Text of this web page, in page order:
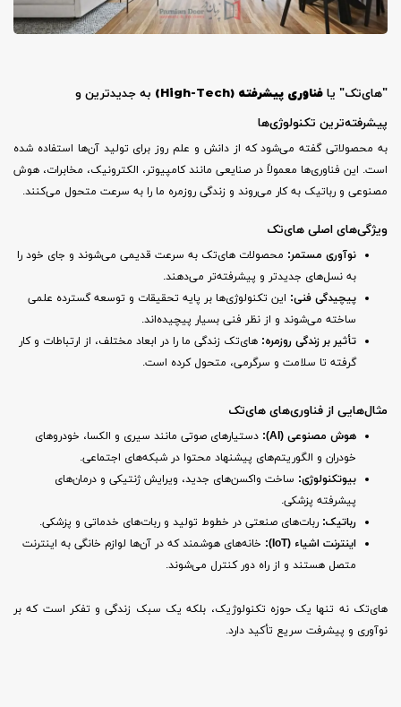
"های‌تک" یا فناوری پیشرفته (High-Tech)
به جدیدترین و
پیشرفته‌ترین تکنولوژی‌ها
به محصولاتی گفته می‌شود که از دانش و علم روز برای تولید آن‌ها استفاده شده
است. این فناوری‌ها معمولاً در صنایعی مانند کامپیوتر، الکترونیک، مخابرات، هوش
مصنوعی و رباتیک به کار می‌روند و زندگی روزمره ما را به سرعت متحول می‌کنند.
ویژگی‌های اصلی های‌تک
نوآوری مستمر: محصولات های‌تک به سرعت قدیمی می‌شوند و جای خود را
به نسل‌های جدیدتر و پیشرفته‌تر می‌دهند.
پیچیدگی فنی: این تکنولوژی‌ها بر پایه تحقیقات و توسعه گسترده علمی
ساخته می‌شوند و از نظر فنی بسیار پیچیده‌اند.
تأثیر بر زندگی روزمره: های‌تک زندگی ما را در ابعاد مختلف، از ارتباطات و کار
گرفته تا سلامت و سرگرمی، متحول کرده است.
مثال‌هایی از فناوری‌های های‌تک
هوش مصنوعی (AI):
دستیارهای صوتی مانند سیری و الکسا، خودروهای
خودران و الگوریتم‌های پیشنهاد محتوا در شبکه‌های اجتماعی.
بیوتکنولوژی: ساخت واکسن‌های جدید، ویرایش ژنتیکی و درمان‌های
پیشرفته پزشکی.
رباتیک: ربات‌های صنعتی در خطوط تولید و ربات‌های خدماتی و پزشکی.
اینترنت اشیاء (IoT):
خانه‌های هوشمند که در آن‌ها لوازم خانگی به اینترنت
متصل هستند و از راه دور کنترل می‌شوند.
های‌تک نه تنها یک حوزه تکنولوژیک، بلکه یک سبک زندگی و تفکر است که بر
نوآوری و پیشرفت سریع تأکید دارد.